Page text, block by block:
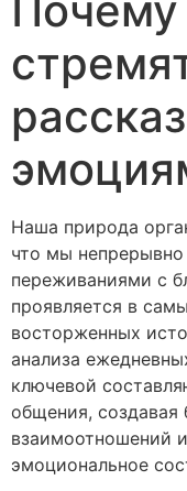
Наша природа
что мы
переживаниями с
проявляется в
восторженных
анализа
ключевой
общения, создавая
взаимоотношений
эмоциональное